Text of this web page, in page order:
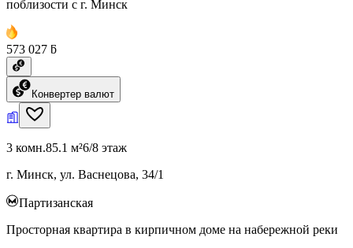
поблизости с г. Минск
573 027 ƃ
Конвертер валют
3 комн.85.1 м²6/8 этаж
г. Минск, ул. Васнецова, 34/1
Партизанская
Просторная квартира в кирпичном доме на набережной реки